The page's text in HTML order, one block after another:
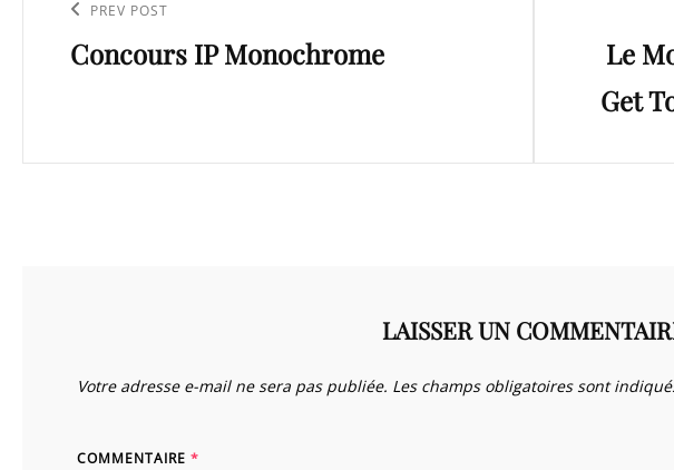
l’article
Previous
Post
PREV POST
Concours IP Monochrome
PostLe
Get
LAISSER UN
Votre adresse e-mail ne sera pas publiée. Les champs obligatoires sont
COMMENTAIRE *